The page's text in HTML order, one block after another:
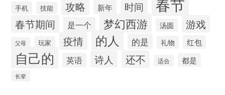
手机 技能 攻略 新年 时间
春节期间 是一个 梦幻西游 汤圆 游戏
父母 玩家 疫情 的人 的是 礼物 红包
自己的 英语 诗人 还不 适合 都是
长辈